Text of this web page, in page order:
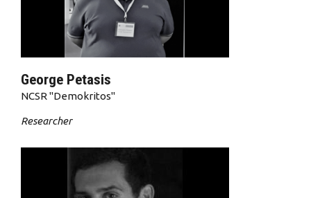
George Petasis
NCSR "Demokritos"
Researcher